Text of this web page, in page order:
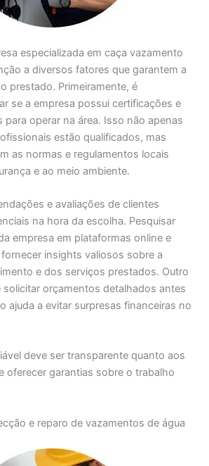
especializada em caça vazamento
a diversos fatores que garantem a
prestado. Primeiramente, é
se a empresa possui certificações e
para operar na área. Isso não apenas
estão qualificados, mas
as normas e regulamentos locais
e ao meio ambiente.
e avaliações de clientes
na hora da escolha. Pesquisar
empresa em plataformas online e
insights valiosos sobre a
e dos serviços prestados. Outro
orçamentos detalhados antes
ajuda a evitar surpresas financeiras no
deve ser transparente quanto aos
oferecer garantias sobre o trabalho
e reparo de vazamentos de água